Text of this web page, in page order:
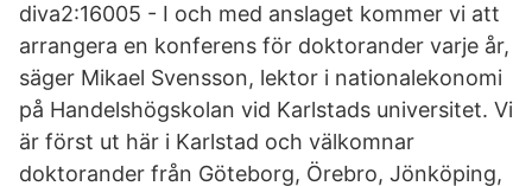
diva2:16005 - I och med anslaget kommer vi att
arrangera en konferens för doktorander varje år,
säger Mikael Svensson, lektor i nationalekonomi
på Handelshögskolan vid Karlstads universitet. Vi
är först ut här i Karlstad och välkomnar
doktorander från Göteborg, Örebro, Jönköping,